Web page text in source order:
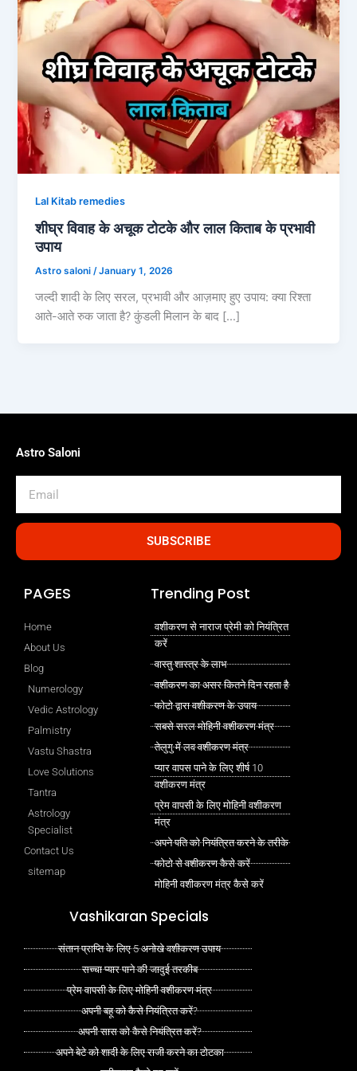
Lal Kitab remedies
शीघ्र विवाह के अचूक टोटके और लाल किताब के प्रभावी
उपाय
Astro saloni/January 1, 2026
जल्दी शादी के लिए सरल, प्रभावी और आज़माए हुए उपाय: क्या रिश्ता
आते-आते रुक जाता है? कुंडली मिलान के बाद […]
Astro Saloni
SUBSCRIBE
PAGES
Home
About Us
Blog
Numerology
Vedic Astrology
Palmistry
Vastu Shastra
Love Solutions
Tantra
Astrology
Specialist
Contact Us
sitemap
Trending Post
वशीकरण से नाराज प्रेमी को नियंत्रित
करें
वास्तु शास्त्र के लाभ
वशीकरण का असर कितने दिन रहता है
फोटो द्वारा वशीकरण के उपाय
सबसे सरल मोहिनी वशीकरण मंत्र
तेलुगु में लव वशीकरण मंत्र
प्यार वापस पाने के लिए शीर्ष 10
वशीकरण मंत्र
प्रेम वापसी के लिए मोहिनी वशीकरण
मंत्र
अपने पति को नियंत्रित करने के तरीके
फोटो से वशीकरण कैसे करें
मोहिनी वशीकरण मंत्र कैसे करें
Vashikaran Specials
संतान प्राप्ति के लिए 5 अनोखे वशीकरण उपाय
सच्चा प्यार पाने की जादुई तरकीब
प्रेम वापसी के लिए मोहिनी वशीकरण मंत्र
अपनी बहू को कैसे नियंत्रित करें?
अपनी सास को कैसे नियंत्रित करें?
अपने बेटे को शादी के लिए राजी करने का टोटका